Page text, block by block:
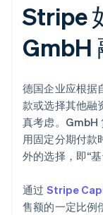
Stripe
GmbH
德国企业应根据
款或选择其他融
真考虑。GmbH
用固定分期付款
外的选择，即“基
通过 Stripe
售额的一定比例